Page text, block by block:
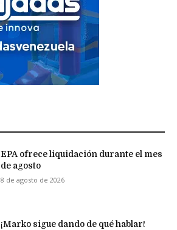
EPA ofrece liquidación durante el mes
de agosto
8 de agosto de 2026
¡Marko sigue dando de qué hablar!